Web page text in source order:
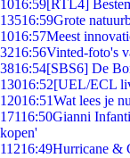
1016:59[RTL4]
13516:59Grote
1016:57Meest
3216:56Vinted-foto's
3816:54[SBS6] De
13016:52[UEL/ECL
12016:51Wat lees je
17116:50Gianni
kopen'
11216:49Hurricane &